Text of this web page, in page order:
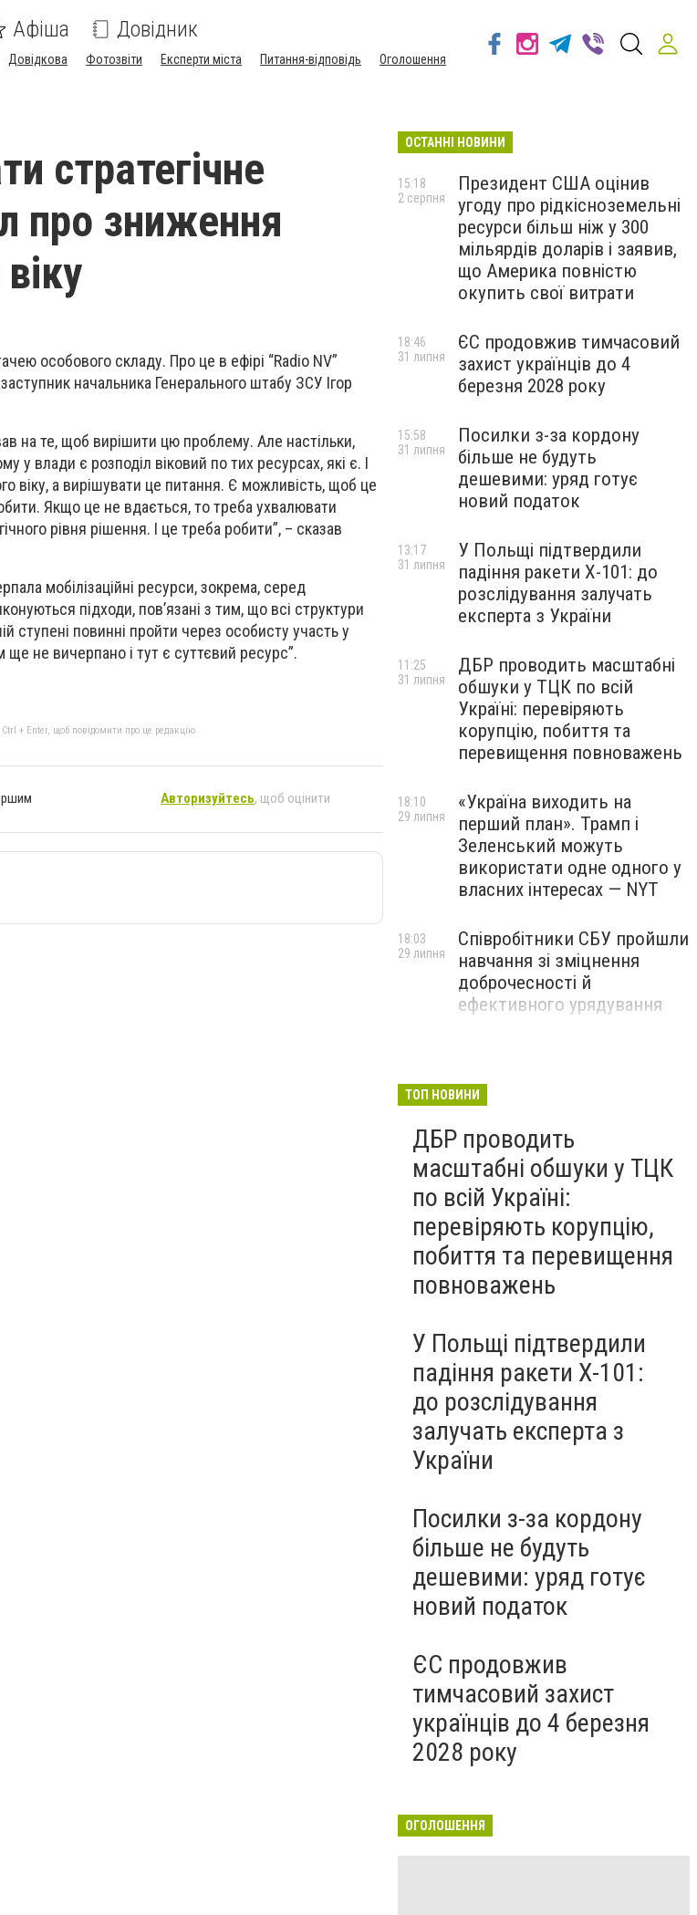
Афіша Довідник
Довідкова Фотозвіти Експерти міста Питання-відповідь Оголошення
стратегічне
про зниження
особового складу. Про це в ефірі “Radio NV”
начальника Генерального штабу ЗСУ Ігор
на те, щоб вирішити цю проблему. Але настільки,
у влади є розподіл віковий по тих ресурсах, які є. І
віку, а вирішувати це питання. Є можливість, щоб це
Якщо це не вдається, то треба ухвалювати
рівня рішення. І це треба робити”, – сказав
мобілізаційні ресурси, зокрема, серед
підходи, пов’язані з тим, що всі структури
ступені повинні пройти через особисту участь у
ще не вичерпано і тут є суттєвий ресурс”.
+ Enter, щоб повідомити про це редакцію
Авторизуйтесь, щоб оцінити
ОСТАННІ НОВИНИ
Президент США оцінив
угоду про рідкісноземельні
ресурси більш ніж у 300
мільярдів доларів і заявив,
що Америка повністю
окупить свої витрати
15:18
2 серпня
ЄС продовжив тимчасовий
захист українців до 4
березня 2028 року
18:46
31 липня
Посилки з-за кордону
більше не будуть
дешевими: уряд готує
новий податок
15:58
31 липня
У Польщі підтвердили
падіння ракети Х-101: до
розслідування залучать
експерта з України
13:17
31 липня
ДБР проводить масштабні
обшуки у ТЦК по всій
Україні: перевіряють
корупцію, побиття та
перевищення повноважень
11:25
31 липня
«Україна виходить на
перший план». Трамп і
Зеленський можуть
використати одне одного у
власних інтересах — NYT
18:10
29 липня
Співробітники СБУ пройшли
навчання зі зміцнення
доброчесності й
ефективного урядування
18:03
29 липня
війська: у CENTCOM
всіх ракет
ТОП НОВИНИ
ДБР проводить
масштабні обшуки у ТЦК
по всій Україні:
перевіряють корупцію,
побиття та перевищення
повноважень
У Польщі підтвердили
падіння ракети Х-101:
до розслідування
залучать експерта з
України
Посилки з-за кордону
більше не будуть
дешевими: уряд готує
новий податок
ЄС продовжив
тимчасовий захист
українців до 4 березня
2028 року
ОГОЛОШЕННЯ